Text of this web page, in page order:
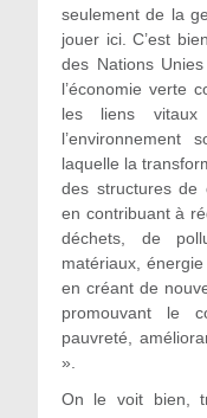
seulement de la
jouer ici. C’est
des Nations Unies
l’économie verte
les liens vitaux
laquelle la
des structures de
en contribuant à
déchets, de
matériaux,
en créant de
promouvant le
pauvreté,
».
On le voit bien,